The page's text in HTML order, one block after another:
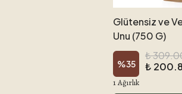
Glütensiz ve
Unu (750 G)
%35
₺
₺
1 Ağırlık